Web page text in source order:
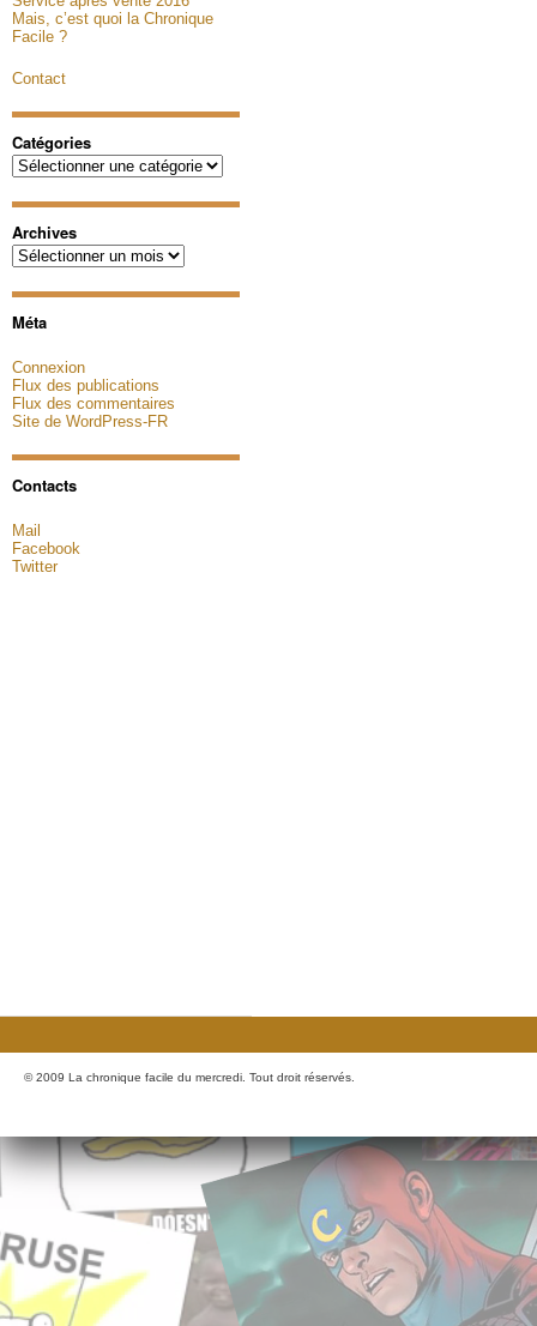
Mais, c’est quoi la Chronique
Facile ?
Contact
Catégories
Catégories
Archives
Archives
Méta
Connexion
Flux des publications
Flux des commentaires
Site de WordPress-FR
Contacts
Mail
Facebook
Twitter
© 2009 La chronique facile du mercredi. Tout droit réservés.